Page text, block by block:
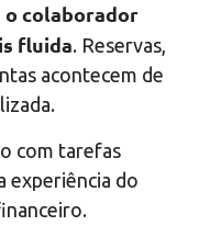
o colaborador
fluida. Reservas,
acontecem de
com tarefas
experiência do